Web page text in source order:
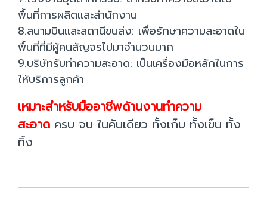
พื้นที่การผลิตและสำนักงาน
8.สนามบินและสถานีขนส่ง: เพื่อรักษาความสะอาดใน
พื้นที่ที่มีผู้คนสัญจรไปมาจำนวนมาก
9.บริษัทรับทำความสะอาด: เป็นเครื่องมือหลักในการ
ให้บริการลูกค้า
เหมาะสำหรับมืออาชีพด้านงานทำความ
สะอาด ครบ จบ ในคันเดียว ทั้งเก็บ ทั้งเข็น ทั้ง
ทิ้ง